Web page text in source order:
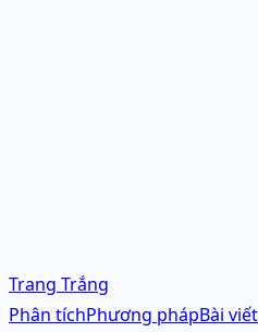
Trang Trắng
Phân tíchPhương phápBài viết